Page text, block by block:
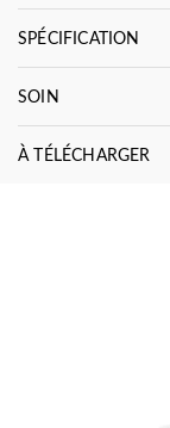
SPÉCIFICATION
SOIN
À TÉLÉCHARGER